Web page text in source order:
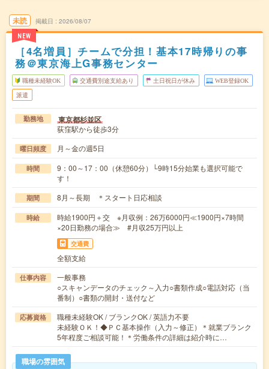
未読
NEW
掲載日 2026/08/07
［4名増員］チームで分担！基本17時帰りの事
務＠東京海上G事務センター
職種未経験OK 交通費別途支給あり 土日祝日が休み WEB登録OK
派遣
勤務地 東京都杉並区
荻窪駅から徒歩3分
曜日頻度 月～金の週5日
時間
9：00～17：00（休憩60分）└9時15分始業も選択可能で
す！
期間 8月～長期 ＊スタート日応相談
時給
時給1900円＋交 ※月収例：26万6000円≪1900円×7時間
×20日勤務の場合≫ #月収25万円以上
交通費
全額支給
仕事内容
一般事務
○スキャンデータのチェック～入力○書類作成○電話対応（当
番制）○書類の開封・送付など
応募資格
職種未経験OK / ブランクOK / 英語力不要
未経験ＯＫ！◆ＰＣ基本操作（入力～修正）＊就業ブランク
5年程度ご相談可能！＊労働条件の詳細は紹介時に…
職場の雰囲気